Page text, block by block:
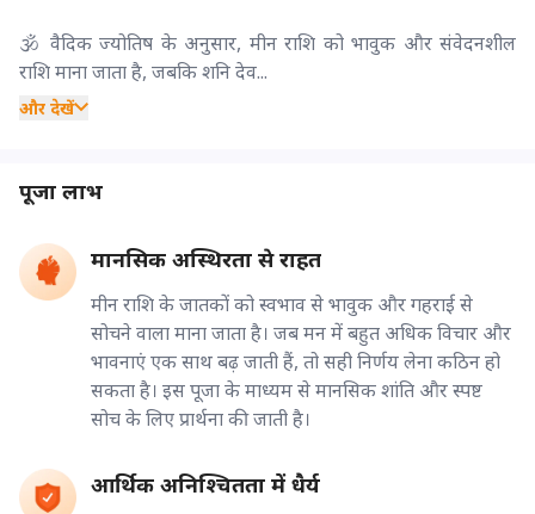
🕉️ वैदिक ज्योतिष के अनुसार, मीन राशि को भावुक और संवेदनशील
राशि माना जाता है, जबकि शनि देव...
और देखें
पूजा लाभ
मानसिक अस्थिरता से राहत
मीन राशि के जातकों को स्वभाव से भावुक और गहराई से
सोचने वाला माना जाता है। जब मन में बहुत अधिक विचार और
भावनाएं एक साथ बढ़ जाती हैं, तो सही निर्णय लेना कठिन हो
सकता है। इस पूजा के माध्यम से मानसिक शांति और स्पष्ट
सोच के लिए प्रार्थना की जाती है।
आर्थिक अनिश्चितता में धैर्य